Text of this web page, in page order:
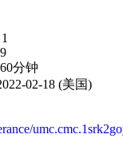
分钟
02-18 (美国)